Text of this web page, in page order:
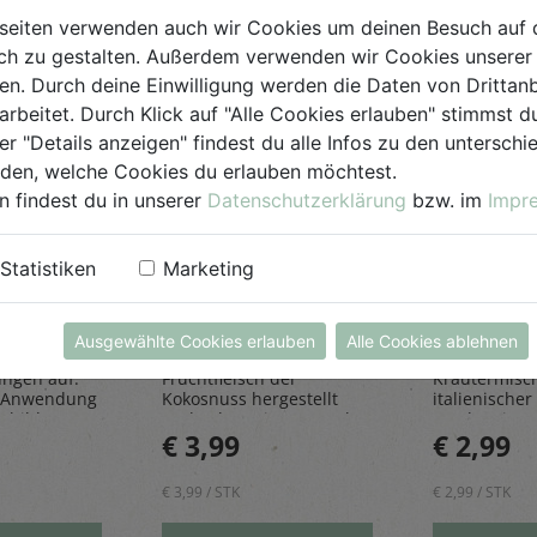
und
auf.
Kokosraspeln
250g
Rapunzel Naturkost
Den feinen Kokosraspeln
werden aus dem
Fruchtfleisch der
Kokosnuss hergestellt
und geben einen Hauch
Exotik in köstliche Kuchen
& Kekse
€ 3,99
€ 3,99 / STK
Kräuter
Die Kräuter
die perfekt
italienischer
rundet
und
€ 2,99
€ 2,99 / STK
verwenden auch wir Cookies um deinen Besuch auf
zu gestalten. Außerdem verwenden wir Cookies
Durch deine Einwilligung werden die Daten von
Durch Klick auf "Alle Cookies erlauben" stimmst
"Details anzeigen" findest du alle Infos zu den
welche Cookies du erlauben möchtest.
findest du in unserer Datenschutzerklärung bzw. im
Statistiken Marketing
Ausgewählte Cookies erlauben Alle Cookies ablehnen